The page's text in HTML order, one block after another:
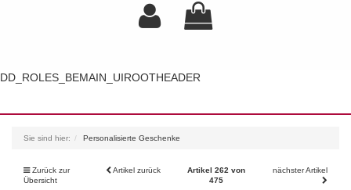
DD_ROLES_BEMAIN_UIROOTHEADER
Sie sind hier: Personalisierte Geschenke
Zurück zur
Übersicht
Artikel zurück
Artikel 262 von
475
nächster Artikel